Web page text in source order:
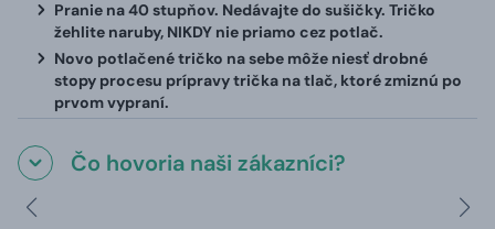
Pranie na 40 stupňov. Nedávajte do sušičky. Tričko
žehlite naruby, NIKDY nie priamo cez potlač.
Novo potlačené tričko na sebe môže niesť drobné
stopy procesu prípravy trička na tlač, ktoré zmiznú po
prvom vypraní.
Čo hovoria naši zákazníci?